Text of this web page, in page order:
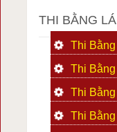
THI BẰNG
Thi
Thi
Thi
Thi